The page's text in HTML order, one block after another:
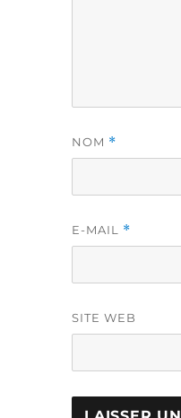
NOM *
E-MAIL *
SITE WEB